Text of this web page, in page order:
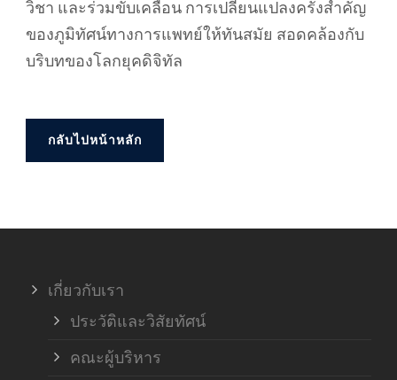
วิชา และร่วมขับเคลื่อน การเปลี่ยนแปลงครั้งสำคัญ
ของภูมิทัศน์ทางการแพทย์ให้ทันสมัย สอดคล้องกับ
บริบทของโลกยุคดิจิทัล
กลับไปหน้าหลัก
เกี่ยวกับเรา
ประวัติและวิสัยทัศน์
คณะผู้บริหาร